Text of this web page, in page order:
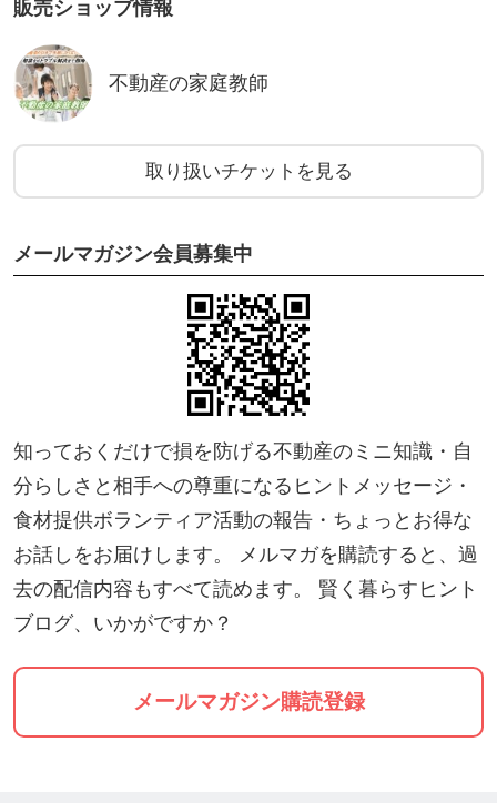
販売ショップ情報
不動産の家庭教師
取り扱いチケットを見る
メールマガジン会員募集中
知っておくだけで損を防げる不動産のミニ知識・自
分らしさと相手への尊重になるヒントメッセージ・
食材提供ボランティア活動の報告・ちょっとお得な
お話しをお届けします。 メルマガを購読すると、過
去の配信内容もすべて読めます。 賢く暮らすヒント
ブログ、いかがですか？
メールマガジン購読登録